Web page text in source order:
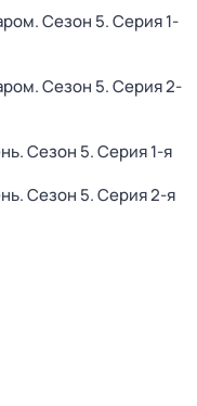
. Сезон 5. Серия 1-
. Сезон 5. Серия 2-
. Сезон 5. Серия 1-я
. Сезон 5. Серия 2-я